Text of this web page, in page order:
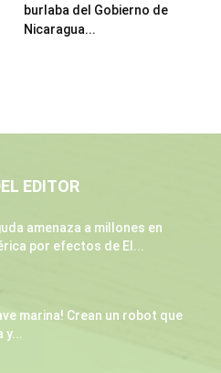
burlaba del Gobierno de
Nicaragua...
EDITOR
amenaza a millones en
por efectos de El...
marina! Crean un robot que
y...